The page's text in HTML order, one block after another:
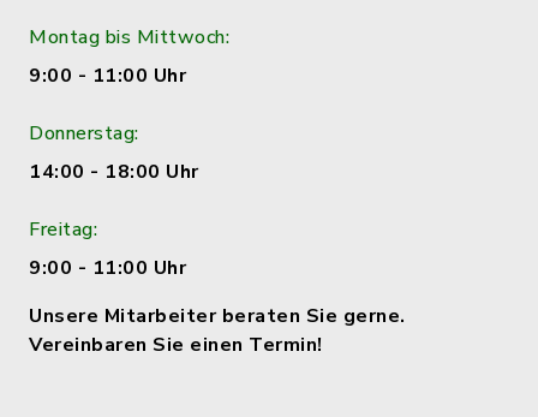
Montag bis Mittwoch:
9:00 - 11:00 Uhr
Donnerstag:
14:00 - 18:00 Uhr
Freitag:
9:00 - 11:00 Uhr
Unsere Mitarbeiter beraten Sie gerne.
Vereinbaren Sie einen Termin!